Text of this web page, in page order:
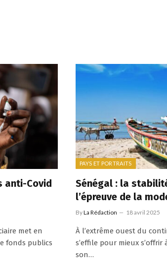
anti-Covid
met en
fonds publics
PAYS ET PORTRAITS
Sénégal : la
l’épreuve de la
ByLa Rédaction 18 avril 2025
À l’extrême ouest du
s’effile pour mieux s’offrir
son…